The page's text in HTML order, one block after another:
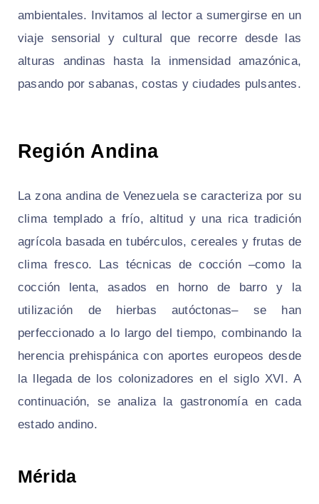
ambientales. Invitamos al lector a sumergirse en un
viaje sensorial y cultural que recorre desde las
alturas andinas hasta la inmensidad amazónica,
pasando por sabanas, costas y ciudades pulsantes.
Región Andina
La zona andina de Venezuela se caracteriza por su
clima templado a frío, altitud y una rica tradición
agrícola basada en tubérculos, cereales y frutas de
clima fresco. Las técnicas de cocción –como la
cocción lenta, asados en horno de barro y la
utilización de hierbas autóctonas– se han
perfeccionado a lo largo del tiempo, combinando la
herencia prehispánica con aportes europeos desde
la llegada de los colonizadores en el siglo XVI. A
continuación, se analiza la gastronomía en cada
estado andino.
Mérida